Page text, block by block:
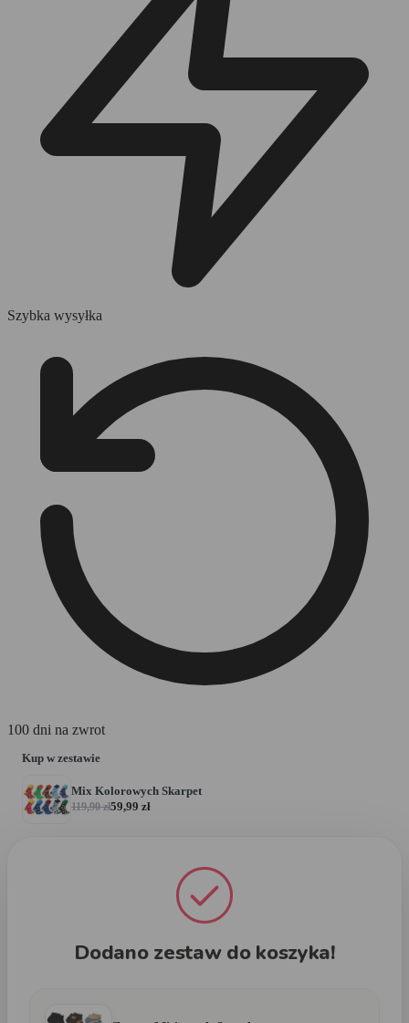
Szybka wysyłka
100 dni na zwrot
Kup w zestawie
Mix Kolorowych Skarpet
119,90zł59,99 zł
Dodano zestaw do koszyka!